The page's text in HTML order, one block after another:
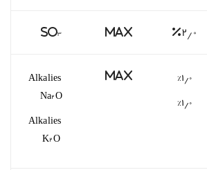
%۲٫۰ Max
SO۳
%۱٫۰
%۱٫۰
Max
Alkalies
Na۲O
Alkalies
K۲O